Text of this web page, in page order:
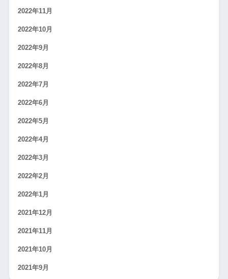
2022年11月
2022年10月
2022年9月
2022年8月
2022年7月
2022年6月
2022年5月
2022年4月
2022年3月
2022年2月
2022年1月
2021年12月
2021年11月
2021年10月
2021年9月